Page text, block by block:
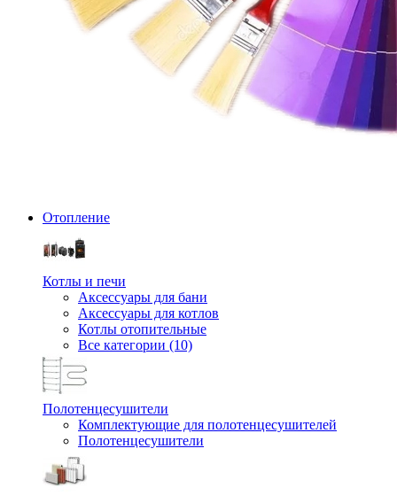
Отопление
Котлы и печи
Аксессуары для бани
Аксессуары для котлов
Котлы отопительные
Все категории (10)
Полотенцесушители
Комплектующие для полотенцесушителей
Полотенцесушители